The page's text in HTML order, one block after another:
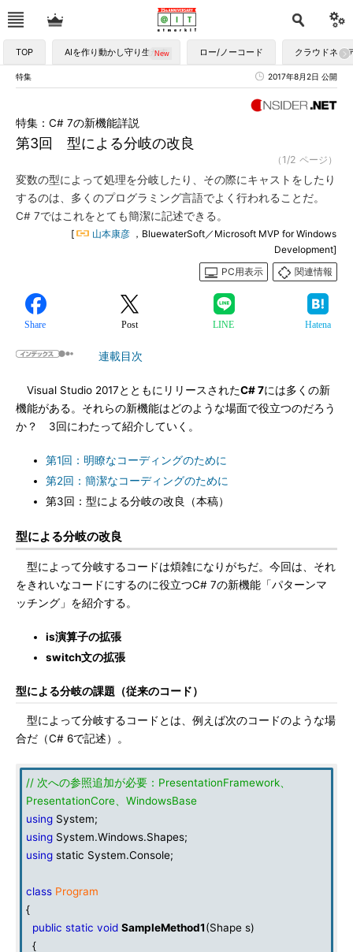
TOP AIを作り動かし守り生かす ロー/ノーコード クラウドネイ
特集 2017年8月2日 公開
第3回 型による分岐の改良
特集：C# 7の新機能詳説
（1/2 ページ）
変数の型によって処理を分岐したり、その際にキャストをしたり
するのは、多くのプログラミング言語でよく行われることだ。
C# 7ではこれをとても簡潔に記述できる。
[ 山本康彦 ，BluewaterSoft／Microsoft MVP for Windows
Development]
PC用表示
関連情報
Share Post LINE Hatena
連載目次
Visual Studio 2017とともにリリースされたC# 7には多くの新
機能がある。それらの新機能はどのような場面で役立つのだろう
か？ 3回にわたって紹介していく。
第1回：明瞭なコーディングのために
第2回：簡潔なコーディングのために
第3回：型による分岐の改良（本稿）
型による分岐の改良
型によって分岐するコードは煩雑になりがちだ。今回は、それ
をきれいなコードにするのに役立つC# 7の新機能「パターンマ
ッチング」を紹介する。
is演算子の拡張
switch文の拡張
型による分岐の課題（従来のコード）
型によって分岐するコードとは、例えば次のコードのような場
合だ（C# 6で記述）。
// 次への参照追加が必要：PresentationFramework、
PresentationCore、WindowsBase
using System;
using System.Windows.Shapes;
using static System.Console;
class Program
{
public static void SampleMethod1(Shape s)
{